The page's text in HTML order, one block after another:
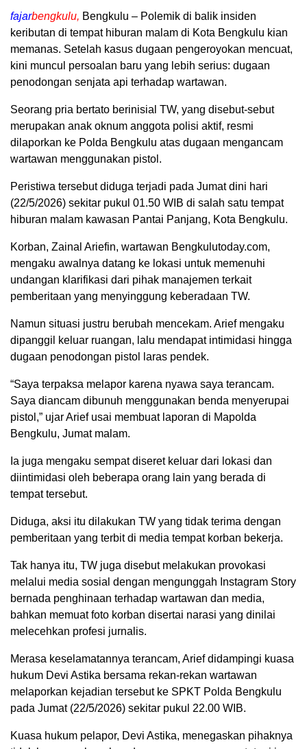
fajarbengkulu, Bengkulu – Polemik di balik insiden
keributan di tempat hiburan malam di Kota Bengkulu kian
memanas. Setelah kasus dugaan pengeroyokan mencuat,
kini muncul persoalan baru yang lebih serius: dugaan
penodongan senjata api terhadap wartawan.
Seorang pria bertato berinisial TW, yang disebut-sebut
merupakan anak oknum anggota polisi aktif, resmi
dilaporkan ke Polda Bengkulu atas dugaan mengancam
wartawan menggunakan pistol.
Peristiwa tersebut diduga terjadi pada Jumat dini hari
(22/5/2026) sekitar pukul 01.50 WIB di salah satu tempat
hiburan malam kawasan Pantai Panjang, Kota Bengkulu.
Korban, Zainal Ariefin, wartawan Bengkulutoday.com,
mengaku awalnya datang ke lokasi untuk memenuhi
undangan klarifikasi dari pihak manajemen terkait
pemberitaan yang menyinggung keberadaan TW.
Namun situasi justru berubah mencekam. Arief mengaku
dipanggil keluar ruangan, lalu mendapat intimidasi hingga
dugaan penodongan pistol laras pendek.
“Saya terpaksa melapor karena nyawa saya terancam.
Saya diancam dibunuh menggunakan benda menyerupai
pistol,” ujar Arief usai membuat laporan di Mapolda
Bengkulu, Jumat malam.
Ia juga mengaku sempat diseret keluar dari lokasi dan
diintimidasi oleh beberapa orang lain yang berada di
tempat tersebut.
Diduga, aksi itu dilakukan TW yang tidak terima dengan
pemberitaan yang terbit di media tempat korban bekerja.
Tak hanya itu, TW juga disebut melakukan provokasi
melalui media sosial dengan mengunggah Instagram Story
bernada penghinaan terhadap wartawan dan media,
bahkan memuat foto korban disertai narasi yang dinilai
melecehkan profesi jurnalis.
Merasa keselamatannya terancam, Arief didampingi kuasa
hukum Devi Astika bersama rekan-rekan wartawan
melaporkan kejadian tersebut ke SPKT Polda Bengkulu
pada Jumat (22/5/2026) sekitar pukul 22.00 WIB.
Kuasa hukum pelapor, Devi Astika, menegaskan pihaknya